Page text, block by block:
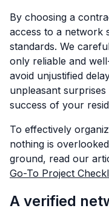
By choosing a
access to a network
standards. We
only reliable and
avoid unjustified
unpleasant
success of your
To effectively
nothing is
ground, read our
Go-To Project
A verified